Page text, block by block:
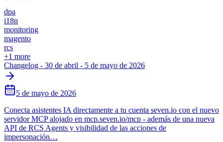
dpa
i18n
monitoring
magento
rcs
+1 more
Changelog - 30 de abril - 5 de mayo de 2026
5 de mayo de 2026
Conecta asistentes IA directamente a tu cuenta seven.io con el nuevo
servidor MCP alojado en mcp.seven.io/mcp - además de una nueva
API de RCS Agents y visibilidad de las acciones de
impersonación…